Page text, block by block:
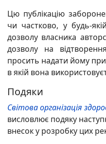
Цю публікацію
чи частково, у будь-
дозволу власника
дозволу на
просить надати йому
в якій вона
Подяки
Світова організація
висловлює подяку
внесок у розробку цих